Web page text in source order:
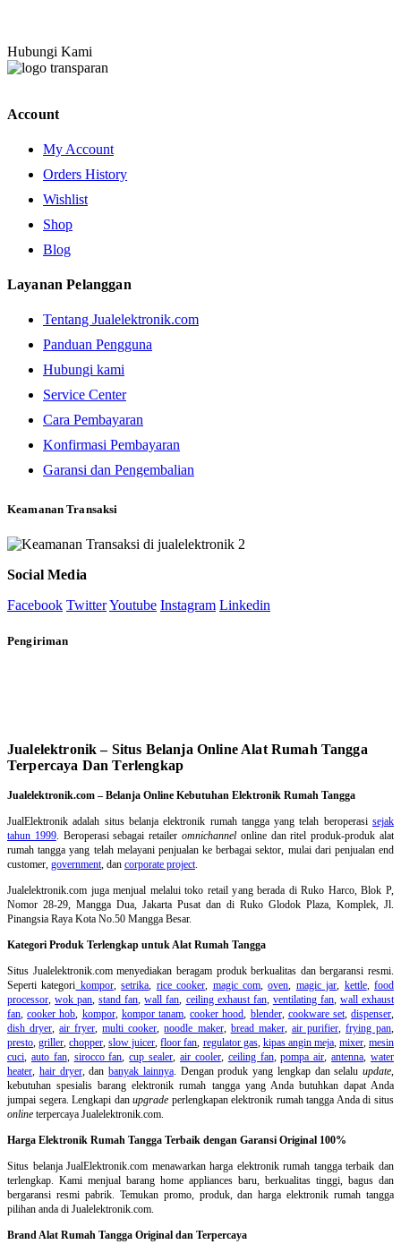
Hubungi Kami
Account
My Account
Orders History
Wishlist
Shop
Blog
Layanan Pelanggan
Tentang Jualelektronik.com
Panduan Pengguna
Hubungi kami
Service Center
Cara Pembayaran
Konfirmasi Pembayaran
Garansi dan Pengembalian
Keamanan Transaksi
Social Media
Facebook TwitterYoutube Instagram Linkedin
Pengiriman
Jualelektronik – Situs Belanja Online Alat Rumah Tangga
Terpercaya Dan Terlengkap
Jualelektronik.com – Belanja Online Kebutuhan Elektronik Rumah Tangga
JualElektronik adalah situs belanja elektronik rumah tanggayang telah beroperasisejak
tahun 1999. Beroperasi sebagai retaileromnichannel online dan ritel produk-produk alat
rumah tangga yang telah melayani penjualan ke berbagai sektor, mulai dari penjualan end
customer, government , dan corporate project
Jualelektronik.com juga menjual melalui toko retail yang berada di Ruko Harco, Blok P,
Nomor 28-29, Mangga Dua, Jakarta Pusat dan di Ruko Glodok Plaza, Komplek, Jl.
Pinangsia Raya Kota No.50 Mangga Besar.
Kategori Produk Terlengkap untuk Alat Rumah Tangga
Situs Jualelektronik.com menyediakan beragam produk berkualitas dan bergaransi resmi.
Seperti kategori kompor,setrika rice cooker magic com,oven magic jar kettle,food
processor ,wok pan ,stand fan ,wall fan ceiling exhaust fan, ventilating fan, wall exhaust
fan ,cooker hob kompor, kompor tanam,cooker hood blender, cookware set,dispenser
dish dryer ,air fryer ,multi cooker ,noodle maker, bread maker, air purifier, frying pan
presto ,griller ,chopper ,slow juicer ,floor fan regulator gas, kipas angin meja, mixer,mesin
cuci auto fan, sirocco fan ,cup sealer ,air cooler, ceiling fan,pompa air ,antenna ,water
heater hair dryer, dan banyak lainnya. Dengan produk yang lengkap dan selalu update
kebutuhan spesialis barang elektronik rumah tangga yang Anda butuhkan dapat Anda
jumpai segera. Lengkapi danupgrade perlengkapan elektronik rumah tangga Anda di situs
online terpercaya Jualelektronik.com.
Harga Elektronik Rumah Tangga Terbaik dengan Garansi Original 100%
Situs belanjaJualElektronik.com menawarkan harga elektronik rumah tangga terbaik dan
terlengkap. Kami menjual barang home appliances baru, berkualitas tinggi, bagus dan
bergaransi resmi pabrik. Temukan promo, produk, dan harga elektronik rumah tangga
pilihan anda di Jualelektronik.com.
Brand Alat Rumah Tangga Original dan Terpercaya